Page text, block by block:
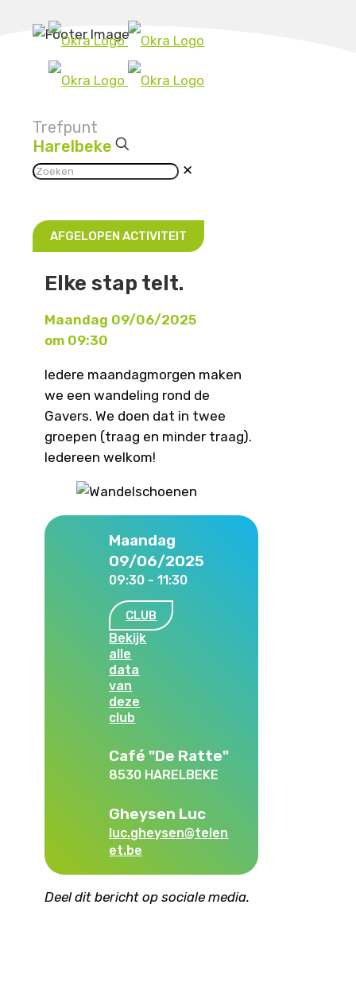
Trefpunt
Harelbeke
✕
AFGELOPEN ACTIVITEIT
Elke stap telt.
Maandag 09/06/2025
om 09:30
Iedere maandagmorgen maken
we een wandeling rond de
Gavers. We doen dat in twee
groepen (traag en minder traag).
Iedereen welkom!
Maandag
09/06/2025
09:30 - 11:30
CLUB
Bekijk
alle
data
van
deze
club
Café "De Ratte"
8530 HARELBEKE
Gheysen Luc
luc.gheysen@telen
et.be
Deel dit bericht op sociale media.